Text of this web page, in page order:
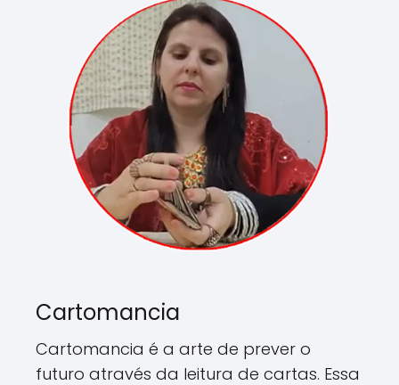
Cartomancia
Cartomancia é a arte de prever o
futuro através da leitura de cartas. Essa